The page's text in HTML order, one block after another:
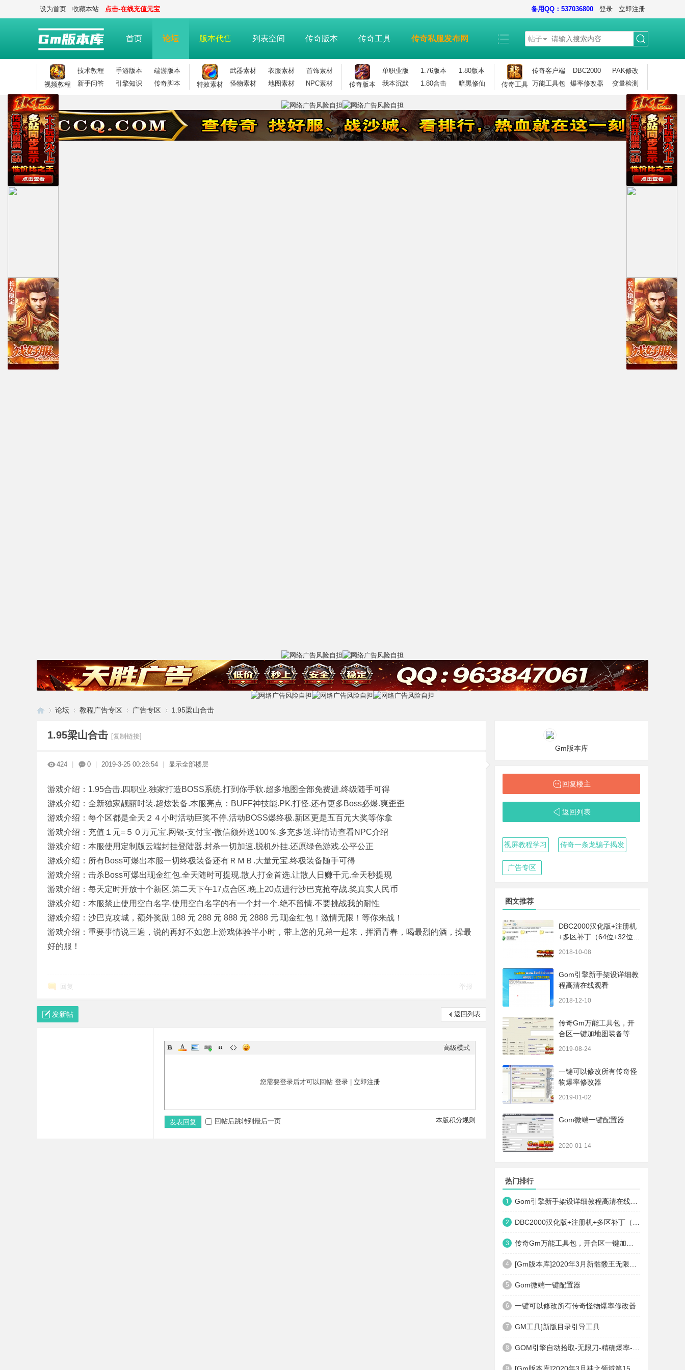
设为首页 收藏本站 点击-在线充值元宝 备用QQ：537036800 登录 立即注册
首页 论坛 版本代售 列表空间 传奇版本 传奇工具 传奇私服发布网 帖子
索
视频教程
技术教程 手游版本
端游版本
新手问答
引擎知识 传奇脚本 特效素材
武器素材 衣服素材
首饰素材
怪物素材
地图素材 NPC素材 传奇版本
单职业版 1.76版本
1.80版本
我本沉默
1.80合击 暗黑修仙 传奇工具
传奇客户端 DBC2000
PAK修改
万能工具包
爆率修改器 变量检测
论坛 教程广告专区 广告专区 1.95梁山合击
1.95梁山合击 [复制链接]
424 0 2019-3-25 00:28:54 显示全部楼层
游戏介绍：1.95合击.四职业.独家打造BOSS系统.打到你手软.超多地图全部免费进.终级随手可得
游戏介绍：全新独家靓丽时装.超炫装备.本服亮点：BUFF神技能.PK.打怪.还有更多Boss必爆.爽歪歪
游戏介绍：每个区都是全天２４小时活动巨奖不停.活动BOSS爆终极.新区更是五百元大奖等你拿
游戏介绍：充值１元=５０万元宝.网银-支付宝-微信额外送100％.多充多送.详情请查看NPC介绍
游戏介绍：本服使用定制版云端封挂登陆器.封杀一切加速.脱机外挂.还原绿色游戏.公平公正
游戏介绍：所有Boss可爆出本服一切终极装备还有ＲＭＢ.大量元宝.终极装备随手可得
游戏介绍：击杀Boss可爆出现金红包.全天随时可提现.散人打金首选.让散人日赚千元.全天秒提现
游戏介绍：每天定时开放十个新区.第二天下午17点合区.晚上20点进行沙巴克抢夺战.奖真实人民币
游戏介绍：本服禁止使用空白名字.使用空白名字的有一个封一个.绝不留情.不要挑战我的耐性
游戏介绍：沙巴克攻城，额外奖励 188 元 288 元 888 元 2888 元 现金红包！激情无限！等你来战！
游戏介绍：重要事情说三遍，说的再好不如您上游戏体验半小时，带上您的兄弟一起来，挥洒青春，喝最烈的酒，操最
好的服！
回复 举报
返回列表
发新帖
高级模式
您需要登录后才可以回帖 登录| 立即注册
本版积分规则
发表回复 回帖后跳转到最后一页
Gm版本库
回复楼主
返回列表
视屏教程学习 传奇一条龙骗子揭发
广告专区
图文推荐
DBC2000汉化版+注册机
+多区补丁（64位+32位的
2018-10-08
Gom引擎新手架设详细教
程高清在线观看
2018-12-10
传奇Gm万能工具包，开
合区一键加地图装备等
2019-08-24
一键可以修改所有传奇怪
物爆率修改器
2019-01-02
Gom微端一键配置器
2020-01-14
热门排行
1
2
3
4
5 Gom微端一键配置器
6 一键可以修改所有传奇怪物爆率修改器
7 GM工具]新版目录引导工具
8
9